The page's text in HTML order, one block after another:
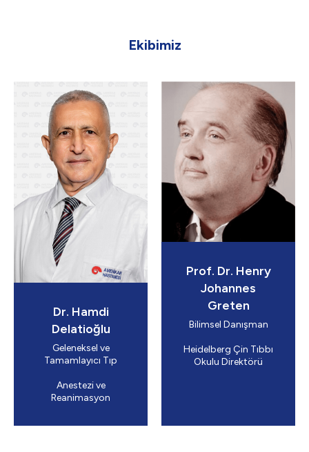
Ekibimiz
Dr. Hamdi
Delatioğlu
Geleneksel ve
Tamamlayıcı Tıp
Anestezi ve
Reanimasyon
Prof. Dr. Henry
Johannes
Greten
Bilimsel Danışman
Heidelberg Çin Tıbbı
Okulu Direktörü